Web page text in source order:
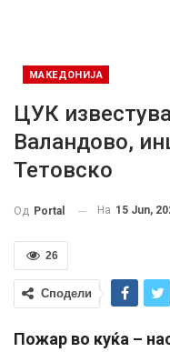
МАКЕДОНИЈА
ЦУК
Валандово,
Тетовско
Од Portal На 15 Jun,
26
Сподели
Пожар во куќа –